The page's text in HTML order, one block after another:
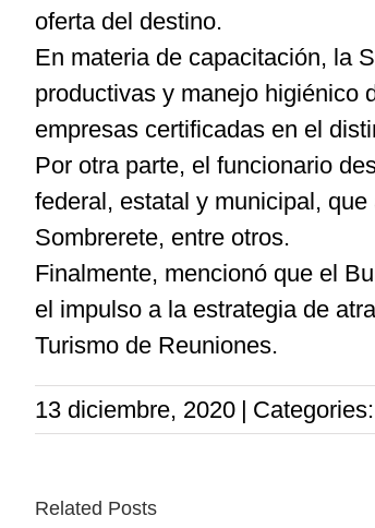
oferta del destino.
En materia de capacitación, la
productivas y manejo higiénico
empresas certificadas en el
Por otra parte, el funcionario
federal, estatal y municipal,
Sombrerete, entre otros.
Finalmente, mencionó que el
el impulso a la estrategia de
Turismo de Reuniones.
13 diciembre, 2020 |
Related Posts